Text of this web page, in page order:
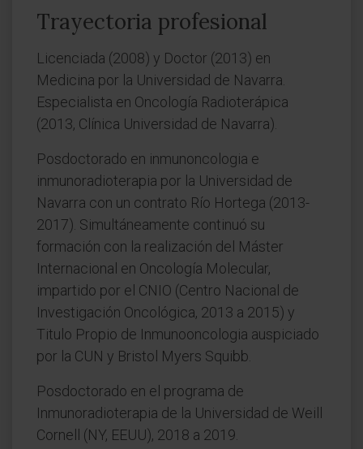
Trayectoria profesional
Licenciada (2008) y Doctor (2013) en
Medicina por la Universidad de Navarra.
Especialista en Oncología Radioterápica
(2013, Clínica Universidad de Navarra).
Posdoctorado en inmunoncologia e
inmunoradioterapia por la Universidad de
Navarra con un contrato Río Hortega (2013-
2017). Simultáneamente continuó su
formación con la realización del Máster
Internacional en Oncología Molecular,
impartido por el CNIO (Centro Nacional de
Investigación Oncológica, 2013 a 2015) y
Titulo Propio de Inmunooncologia auspiciado
por la CUN y Bristol Myers Squibb.
Posdoctorado en el programa de
Inmunoradioterapia de la Universidad de Weill
Cornell (NY, EEUU), 2018 a 2019.